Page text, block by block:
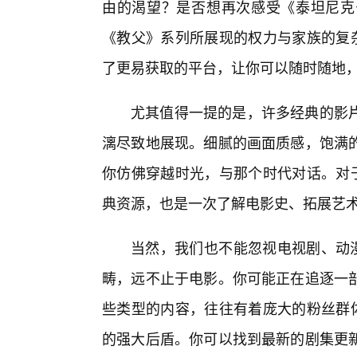
由的渴望？是否想再次感受《泰坦尼
《教父》系列所展现的权力与家族的
了更易获取的平台，让你可以随时随地
尤其值得一提的是，许多经典的
漓尽致地展现。细腻的画面质感，饱
你仿佛穿越时光，与那个时代对话。
典资源，也是一次了解电影史、拓展艺
当然，我们也不能忽视电视剧、
畴，远不止于电影。你可能正在追逐
些类型的内容，往往有着庞大的粉丝
的强大后盾。你可以找到最新的剧集